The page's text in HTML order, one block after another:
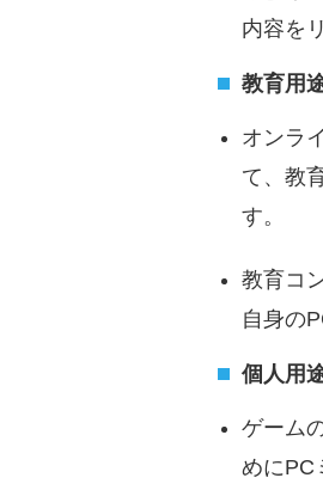
内容を
教育用
オンラ
て、教
す。
教育コ
自身の
個人用
ゲーム
めにPC